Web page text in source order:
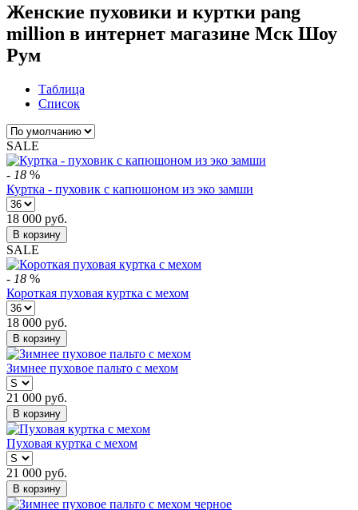
Женские пуховики и куртки pang
million в интернет магазине Мск Шоу
Рум
Таблица
Список
SALE
- 18 %
Куртка - пуховик с капюшоном из эко замши
18 000 руб.
В корзину
SALE
- 18 %
Короткая пуховая куртка с мехом
18 000 руб.
В корзину
Зимнее пуховое пальто с мехом
21 000 руб.
В корзину
Пуховая куртка с мехом
21 000 руб.
В корзину